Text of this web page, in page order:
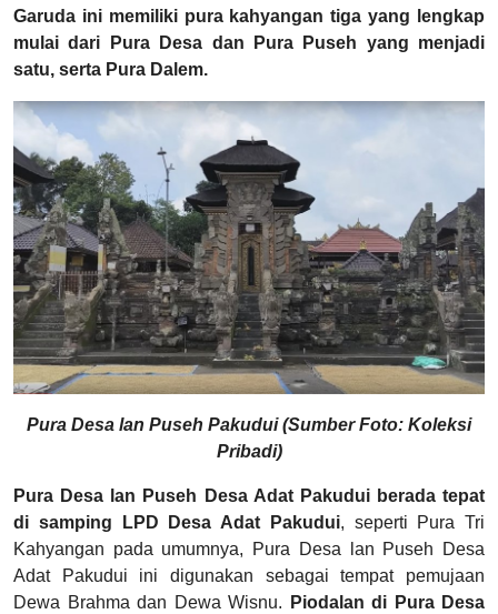
Garuda ini memiliki pura kahyangan tiga yang lengkap
mulai dari Pura Desa dan Pura Puseh yang menjadi
satu, serta Pura Dalem.
Pura Desa lan Puseh Pakudui (Sumber Foto: Koleksi
Pribadi)
Pura Desa lan Puseh Desa Adat Pakudui berada tepat
di samping LPD Desa Adat Pakudui, seperti Pura Tri
Kahyangan pada umumnya, Pura Desa lan Puseh Desa
Adat Pakudui ini digunakan sebagai tempat pemujaan
Dewa Brahma dan Dewa Wisnu.
Piodalan di Pura Desa